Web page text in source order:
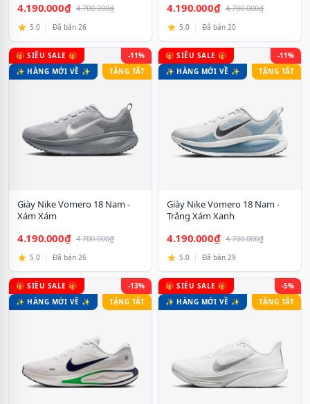
4.190.000₫ 4.700.000₫
5.0 | Đã bán 26
4.190.000₫ 4.700.000₫
5.0 | Đã bán 20
🎁 SIÊU SALE 🎁
✨ HÀNG MỚI VỀ ✨
-11%
TẶNG TẤT
Giày Nike Vomero 18 Nam -
Xám Xám
4.190.000₫ 4.700.000₫
5.0 | Đã bán 26
🎁 SIÊU SALE 🎁
✨ HÀNG MỚI VỀ ✨
-11%
TẶNG TẤT
Giày Nike Vomero 18 Nam -
Trắng Xám Xanh
4.190.000₫ 4.700.000₫
5.0 | Đã bán 29
🎁 SIÊU SALE 🎁
✨ HÀNG MỚI VỀ ✨
-13%
TẶNG TẤT
🎁 SIÊU SALE 🎁
✨ HÀNG MỚI VỀ ✨
-5%
TẶNG TẤT